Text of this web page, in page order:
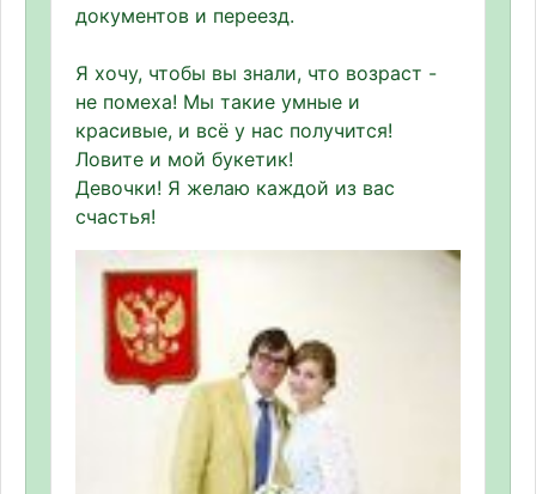
документов и переезд.
Я хочу, чтобы вы знали, что возраст -
не помеха! Мы такие умные и
красивые, и всё у нас получится!
Ловите и мой букетик!
Девочки! Я желаю каждой из вас
счастья!